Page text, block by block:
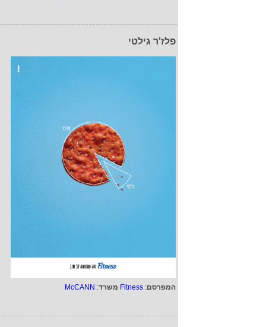
פלז'ר גילטי
המפרסם:
Fitness משרד:
McCANN